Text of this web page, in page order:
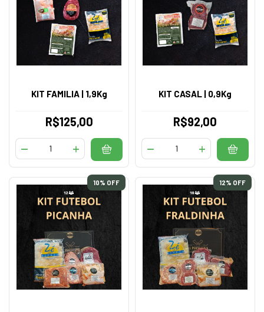
KIT FAMILIA | 1,9Kg
R$125,00
KIT CASAL | 0,9Kg
R$92,00
10% OFF 12% OFF